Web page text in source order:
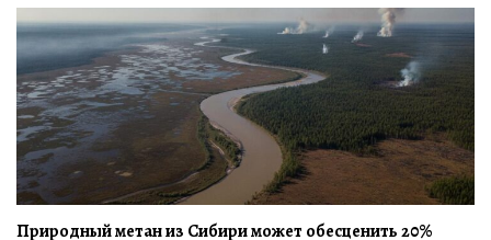
Природный метан из Сибири может обесценить 20%